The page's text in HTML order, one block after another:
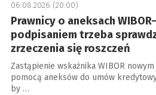
06.08.2026 (20:00)
Prawnicy o aneksach
podpisaniem trzeba
zrzeczenia się roszczeń
Zastąpienie wskaźnika WIBOR
pomocą aneksów do umów
by …